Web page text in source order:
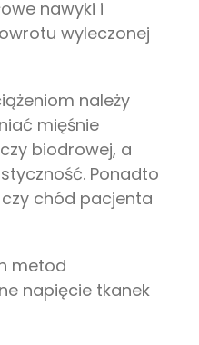
nawyki i
wyleczonej
należy
mięśnie
biodrowej, a
Ponadto
chód pacjenta
metod
napięcie tkanek